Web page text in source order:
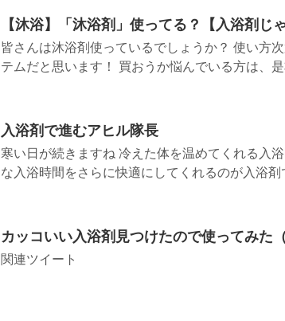
【沐浴】「沐浴剤」使ってる？【入浴剤じ
皆さんは沐浴剤使っているでしょうか？ 使い方
テムだと思います！ 買おうか悩んでいる方は、
入浴剤で進むアヒル隊長
寒い日が続きますね 冷えた体を温めてくれる入
な入浴時間をさらに快適にしてくれるのが入浴剤
カッコいい入浴剤見つけたので使ってみた
関連ツイート